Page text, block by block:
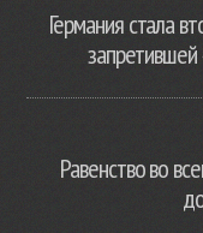
Германия стала
запретившей
Равенство во